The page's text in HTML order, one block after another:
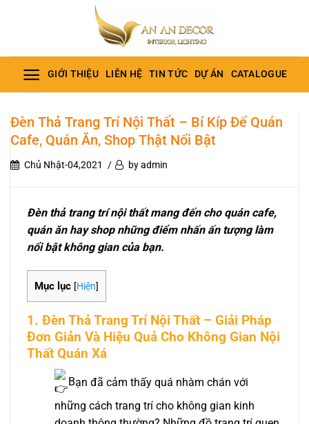
dung
GIỚI THIỆU LIÊN HỆ TIN TỨC DỰ ÁN CATALOGUE
Đèn Thả Trang Trí Nội Thất – Bí Kíp Để Quán
Cafe, Quán Ăn, Shop Thật Nổi Bật
Chủ Nhật-04,2021 by admin
Đèn thả trang trí nội thất mang đến cho quán cafe,
quán ăn hay shop những điểm nhấn ấn tượng làm
nổi bật không gian của bạn.
Mục lục [Hiện]
1. Đèn Thả Trang Trí Nội Thất – Giải Pháp
Đơn Giản Và Hiệu Quả Cho Không Gian Nội
Thất Quán Xá
Bạn đã cảm thấy quá nhàm chán với
những cách trang trí cho không gian kinh